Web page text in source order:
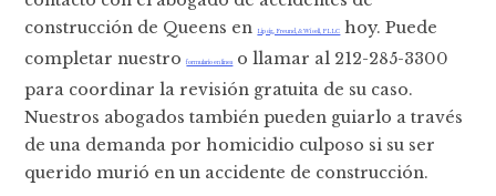
construcción de Queens en
Lipsig, Freund, & Wisell, PLLC
hoy. Puede
completar nuestroformulario en línea
o llamar al 212-285-3300
para coordinar la revisión gratuita de su caso.
Nuestros abogados también pueden guiarlo a través
de una demanda por homicidio culposo si su ser
querido murió en un accidente de construcción.